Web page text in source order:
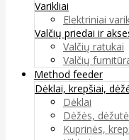
Varikliai
Elektriniai
Valčių priedai ir
Valčių ratukai
Valčių
Method feeder
Dėklai, krepšiai,
Dėklai
Dėžės,
Kuprinės,